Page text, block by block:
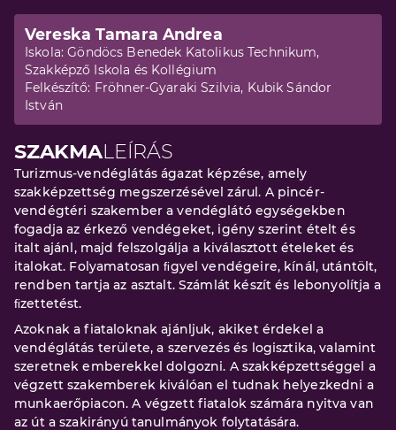
Vereska Tamara Andrea
Iskola:Göndöcs Benedek Katolikus Technikum,
Szakképző Iskola és Kollégium
Felkészítő: Fröhner-Gyaraki Szilvia, Kubik Sándor
István
SZAKMALEÍRÁS
Turizmus-vendéglátás ágazat képzése, amely
szakképzettség megszerzésével zárul. A pincér-
vendégtéri szakember a vendéglátó egységekben
fogadja az érkező vendégeket, igény szerint ételt és
italt ajánl, majd felszolgálja a kiválasztott ételeket és
italokat. Folyamatosan ﬁgyel vendégeire, kínál, utántölt,
rendben tartja az asztalt. Számlát készít és lebonyolítja a
ﬁzettetést.
Azoknak a fiataloknak ajánljuk, akiket érdekel a
vendéglátás területe, a szervezés és logisztika, valamint
szeretnek emberekkel dolgozni. A szakképzettséggel a
végzett szakemberek kiválóan el tudnak helyezkedni a
munkaerőpiacon. A végzett fiatalok számára nyitva van
az út a szakirányú tanulmányok folytatására.